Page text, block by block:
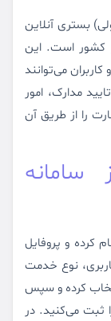
بستری آنلاین
کشور است. این
می‌توانند
مدارک، امور
را از طریق آن
سامانه
کرده و پروفایل
نوع خدمت
کرده و سپس
ثبت می‌کنید. در